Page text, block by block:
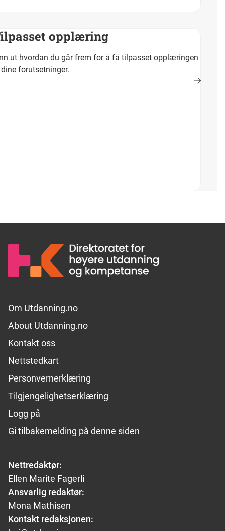
opplæring
ut hvordan du går frem for å få tilpasset opplæringen
forutsetninger.
Footer links
Om Utdanning.no
About Utdanning.no
Kontakt oss
Nettstedkart
Personvernerklæring
Tilgjengelighetserklæring
Logg på
Gi tilbakemelding på denne siden
Nettredaktør:
Ellen Marite Fagerli
Ansvarlig redaktør:
Mona Mathisen
Kontakt redaksjonen: